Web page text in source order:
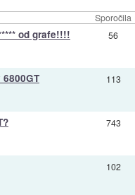
Sporočila
od grafe!!!! 56
113
743
102